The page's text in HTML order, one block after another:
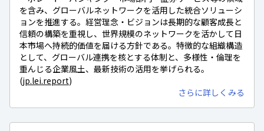
を含み、グローバルネットワークを活用した統合ソリューシ
ョンを推進する。経営理念・ビジョンは長期的な顧客成長と
信頼の構築を重視し、世界規模のネットワークを活かして日
本市場へ持続的価値を届ける方針である。特徴的な組織構造
として、グローバル連携を核とする体制と、多様性・倫理を
重んじる企業風土、最新技術の活用を挙げられる。
(jp.lei.report)
さらに詳しくみる